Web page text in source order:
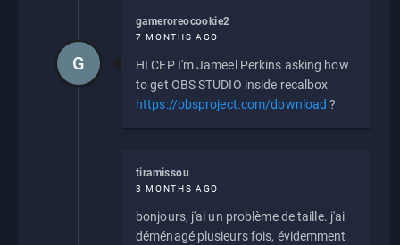
gameroreocookie2
7 MONTHS AGO
HI CEP I'm Jameel Perkins asking how
to get OBS STUDIO inside recalbox
https://obsproject.com/download ?
G
tiramissou
3 MONTHS AGO
bonjours, j'ai un problème de taille. j'ai
déménagé plusieurs fois, évidemment